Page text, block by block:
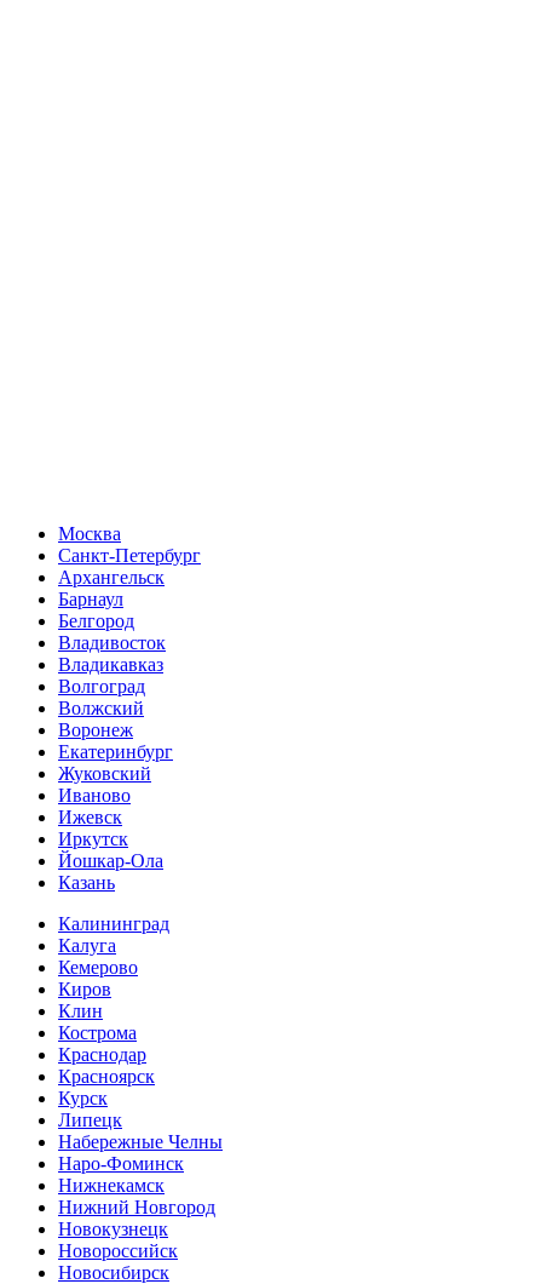
Москва
Санкт-Петербург
Архангельск
Барнаул
Белгород
Владивосток
Владикавказ
Волгоград
Волжский
Воронеж
Екатеринбург
Жуковский
Иваново
Ижевск
Иркутск
Йошкар-Ола
Казань
Калининград
Калуга
Кемерово
Киров
Клин
Кострома
Краснодар
Красноярск
Курск
Липецк
Набережные Челны
Наро-Фоминск
Нижнекамск
Нижний Новгород
Новокузнецк
Новороссийск
Новосибирск